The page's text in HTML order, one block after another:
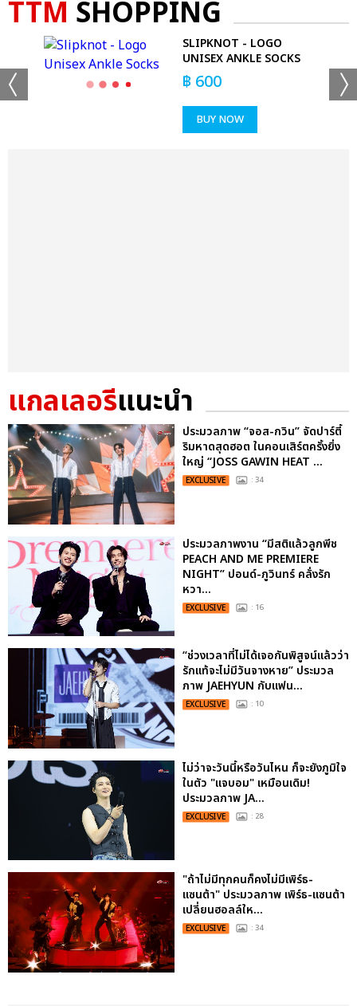
TTM SHOPPING
SLIPKNOT - LOGO
UNISEX ANKLE SOCKS
฿ 600
BUY NOW
แกลเลอรีแนะนำ
ประมวลภาพ “จอส-กวิน” จัดปาร์ตี้
ริมหาดสุดฮอต ในคอนเสิร์ตครั้งยิ่ง
ใหญ่ “JOSS GAWIN HEAT ...
EXCLUSIVE : 34
ประมวลภาพงาน “มีสติแล้วลูกพีช
PEACH AND ME PREMIERE
NIGHT” ปอนด์-ภูวินทร์ คลั่งรัก
หวา...
EXCLUSIVE : 16
“ช่วงเวลาที่ไม่ได้เจอกันพิสูจน์แล้วว่า
รักแท้จะไม่มีวันจางหาย” ประมวล
ภาพ JAEHYUN กับแฟน...
EXCLUSIVE : 10
ไม่ว่าจะวันนี้หรือวันไหน ก็จะยังภูมิใจ
ในตัว "แจบอม" เหมือนเดิม!
ประมวลภาพ JA...
EXCLUSIVE : 28
"ถ้าไม่มีทุกคนก็คงไม่มีเพิร์ธ-
แซนต้า" ประมวลภาพ เพิร์ธ-แซนต้า
เปลี่ยนฮอลล์ให...
EXCLUSIVE : 34